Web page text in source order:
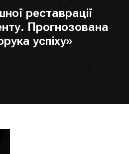
реставрації
Прогнозована
успіху»